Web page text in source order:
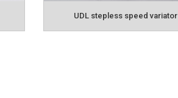
chóng cho bạn.
UDL stepless speed variator